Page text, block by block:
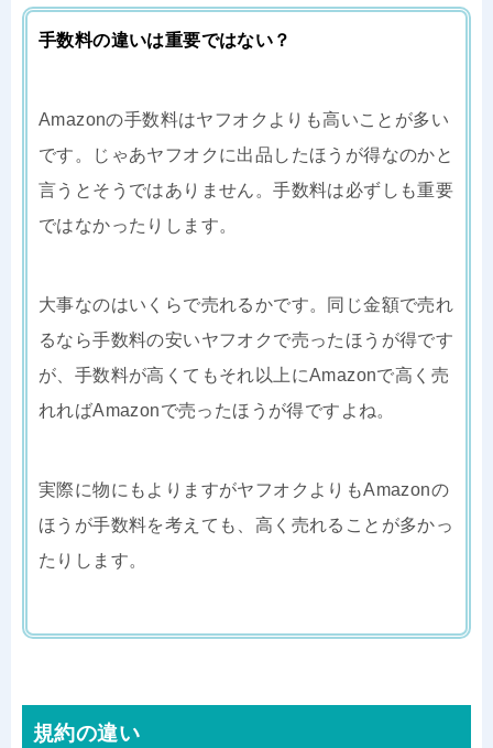
手数料の違いは重要ではない？
Amazonの手数料はヤフオクよりも高いことが多い
です。じゃあヤフオクに出品したほうが得なのかと
言うとそうではありません。手数料は必ずしも重要
ではなかったりします。
大事なのはいくらで売れるかです。同じ金額で売れ
るなら手数料の安いヤフオクで売ったほうが得です
が、手数料が高くてもそれ以上にAmazonで高く売
れればAmazonで売ったほうが得ですよね。
実際に物にもよりますがヤフオクよりもAmazonの
ほうが手数料を考えても、高く売れることが多かっ
たりします。
規約の違い